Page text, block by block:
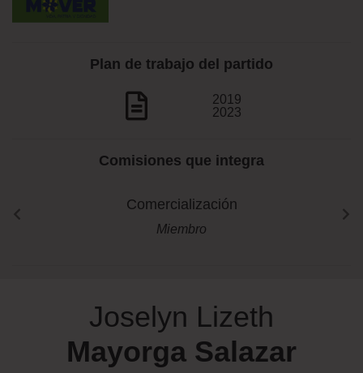
Plan de trabajo del partido
2019
2023
Comisiones que integra
Comercialización
Miembro
Joselyn Lizeth
Mayorga Salazar